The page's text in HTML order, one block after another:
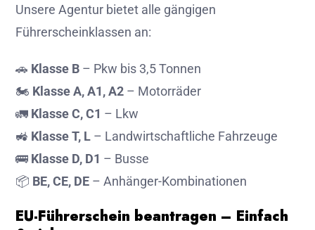
Unsere Agentur bietet alle gängigen
Führerscheinklassen an:
🚗 Klasse B – Pkw bis 3,5 Tonnen
🏍 Klasse A, A1, A2 – Motorräder
🚛 Klasse C, C1 – Lkw
🚜 Klasse T, L – Landwirtschaftliche Fahrzeuge
🚌 Klasse D, D1 – Busse
📦 BE, CE, DE – Anhänger-Kombinationen
EU-Führerschein beantragen – Einfach